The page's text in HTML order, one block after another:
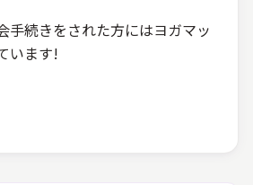
手続きをされた方にはヨガマッ
います!